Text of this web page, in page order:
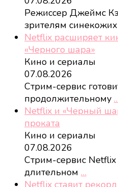
Режиссер Джеймс
зрителям синекожих
Netflix расширяет
«Черного шара»
Кино и сериалы
07.08.2026
Стрим-сервис
продолжительному
Netflix и «Черный
проката
Кино и сериалы
07.08.2026
Стрим-сервис
длительном …
Netflix ставит